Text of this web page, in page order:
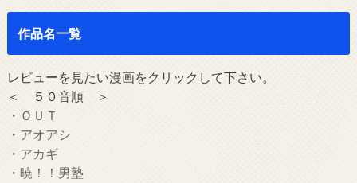
作品名一覧
レビューを見たい漫画をクリックして下さい。
＜ ５０音順 ＞
・ＯＵＴ
・アオアシ
・アカギ
・暁！！男塾